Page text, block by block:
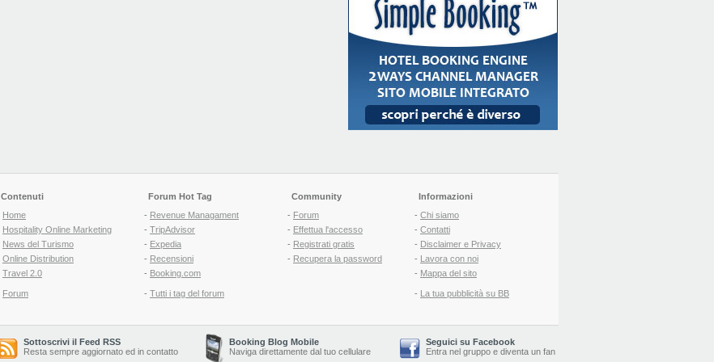
Contenuti
Home
Hospitality Online Marketing
News del Turismo
Online Distribution
Travel 2.0
Forum
Forum Hot Tag
- Revenue Managament
- TripAdvisor
- Expedia
- Recensioni
- Booking.com
- Tutti i tag del forum
Community
- Forum
- Effettua l'accesso
- Registrati gratis
- Recupera la password
Informazioni
- Chi siamo
- Contatti
- Disclaimer e Privacy
- Lavora con noi
- Mappa del sito
- La tua pubblicità su BB
Sottoscrivi il Feed RSS
Resta sempre aggiornato ed in contatto
Booking Blog Mobile
Naviga direttamente dal tuo cellulare
Seguici su Facebook
Entra nel gruppo e diventa un fan